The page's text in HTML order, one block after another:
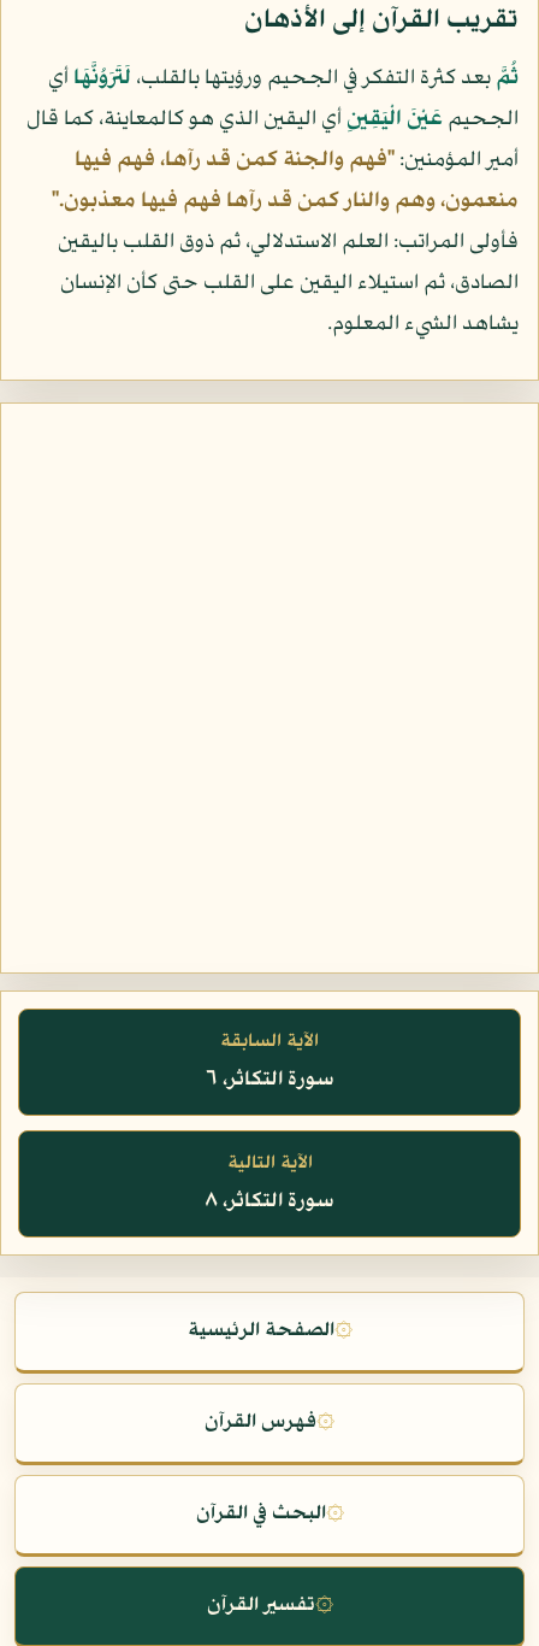
تقريب القرآن إلى الأذهان
ثُمَّبعد كثرة التفكر في الجحيم ورؤيتها بالقلب، لَتَرَوُنَّهَاأي
الجحيمعَيْنَ الْيَقِينِأي اليقين الذي هو كالمعاينة، كما قال
أمير المؤمنين:"فهم والجنة كمن قد رآها، فهم فيها
منعمون، وهم والنار كمن قد رآها فهم فيها معذبون."
فأولى المراتب: العلم الاستدلالي، ثم ذوق القلب باليقين
الصادق، ثم استيلاء اليقين على القلب حتى كأن الإنسان
يشاهد الشيء المعلوم.
الآية السابقة
سورة التكاثر، ٦
الآية التالية
سورة التكاثر، ٨
۞الصفحة الرئيسية
۞فهرس القرآن
۞البحث في القرآن
۞تفسير القرآن